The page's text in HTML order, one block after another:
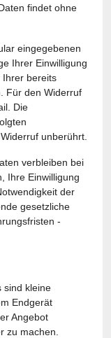
findet ohne
eingegebenen
Ihrer Einwilligung
Ihrer bereits
Für den Widerruf
Die
unberührt.
verbleiben bei
Ihre Einwilligung
der
gesetzliche
-
sind kleine
Endgerät
Angebot
zu machen.